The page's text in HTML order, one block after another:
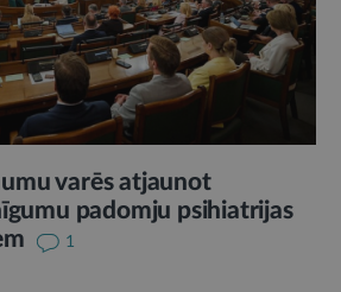
varēs atjaunot
padomju psihiatrijas
1